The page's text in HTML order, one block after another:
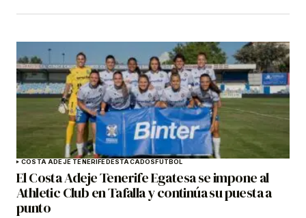
COSTA ADEJE TENERIFEDESTACADOSFÚTBOL
El Costa Adeje Tenerife Egatesa se impone al
Athletic Club en Tafalla y continúa su puesta a
punto